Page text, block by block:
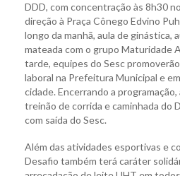
DDD, com concentração às 8h30
direção à Praça Cônego Edvino
longo da manhã, aula de ginástica,
mateada com o grupo Maturidade
tarde, equipes do Sesc
laboral na Prefeitura Municipal e
cidade. Encerrando a
treinão de corrida e caminhada do
com saída do Sesc.
Além das atividades esportivas e
Desafio também terá caráter